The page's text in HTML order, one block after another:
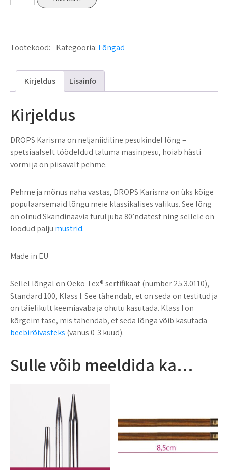
Tootekood:-Kategooria: Lõngad
Kirjeldus Lisainfo
Kirjeldus
DROPS Karisma on neljaniidiline pesukindel lõng –
spetsiaalselt töödeldud taluma masinpesu, hoiab hästi
vormi ja on piisavalt pehme.
Pehme ja mõnus naha vastas, DROPS Karisma on üks kõige
populaarsemaid lõngu meie klassikalises valikus. See lõng
on olnud Skandinaavia turul juba 80’ndatest ning sellele on
loodud palju mustrid.
Made in EU
Sellel lõngal on Oeko-Tex® sertifikaat (number 25.3.0110),
Standard 100, Klass I. See tähendab, et on seda on testitud ja
on täielikult keemiavaba ja ohutu kasutada. Klass I on
kõrgeim tase, mis tähendab, et seda lõnga võib kasutada
beebirõivasteks (vanus 0-3 kuud).
Sulle võib meeldida ka…